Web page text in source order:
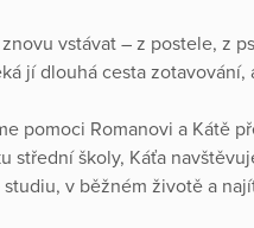
vstávat – z postele, z
jí dlouhá cesta
pomoci Romanovi a Kátě
střední školy, Káťa
v běžném životě a